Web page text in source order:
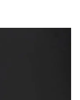
poznato što